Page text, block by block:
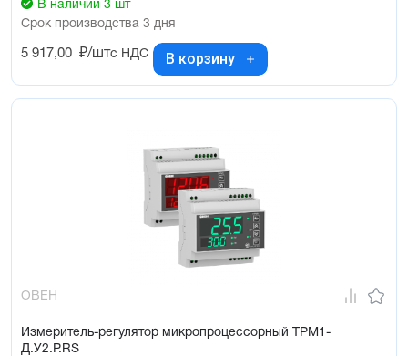
В наличии 3 шт
Срок производства 3 дня
5 917,00 ₽/штс НДС В корзину
ОВЕН
Измеритель-регулятор микропроцессорный ТРМ1-
Д.У2.Р.RS